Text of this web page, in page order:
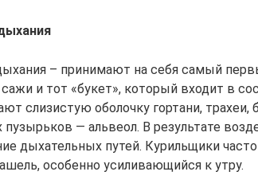
– принимают на себя самый
и тот «букет», который входит в
слизистую оболочку гортани, трахеи,
пузырьков — альвеол. В результате
дыхательных путей. Курильщики
особенно усиливающийся к утру.